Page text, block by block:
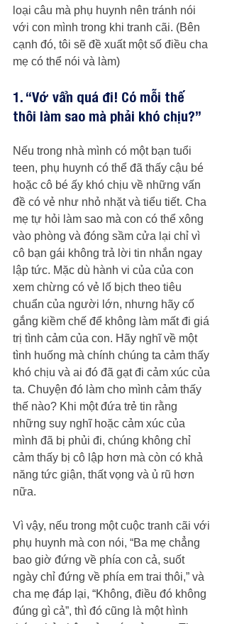
loại câu mà phụ huynh nên tránh nói
với con mình trong khi tranh cãi. (Bên
cạnh đó, tôi sẽ đề xuất một số điều cha
mẹ có thể nói và làm)
1. “Vớ vẩn quá đi! Có mỗi thế
thôi làm sao mà phải khó chịu?”
Nếu trong nhà mình có một bạn tuổi
teen, phụ huynh có thể đã thấy cậu bé
hoặc cô bé ấy khó chịu về những vấn
đề có vẻ như nhỏ nhặt và tiểu tiết. Cha
mẹ tự hỏi làm sao mà con có thể xông
vào phòng và đóng sầm cửa lại chỉ vì
cô bạn gái không trả lời tin nhắn ngay
lập tức. Mặc dù hành vi của của con
xem chừng có vẻ lố bịch theo tiêu
chuẩn của người lớn, nhưng hãy cố
gắng kiềm chế để không làm mất đi giá
trị tình cảm của con. Hãy nghĩ về một
tình huống mà chính chúng ta cảm thấy
khó chịu và ai đó đã gạt đi cảm xúc của
ta. Chuyện đó làm cho mình cảm thấy
thế nào? Khi một đứa trẻ tin rằng
những suy nghĩ hoặc cảm xúc của
mình đã bị phủi đi, chúng không chỉ
cảm thấy bị cô lập hơn mà còn có khả
năng tức giận, thất vọng và ủ rũ hơn
nữa.
Vì vậy, nếu trong một cuộc tranh cãi với
phụ huynh mà con nói, “Ba mẹ chẳng
bao giờ đứng về phía con cả, suốt
ngày chỉ đứng về phía em trai thôi,” và
cha mẹ đáp lại, “Không, điều đó không
đúng gì cả”, thì đó cũng là một hình